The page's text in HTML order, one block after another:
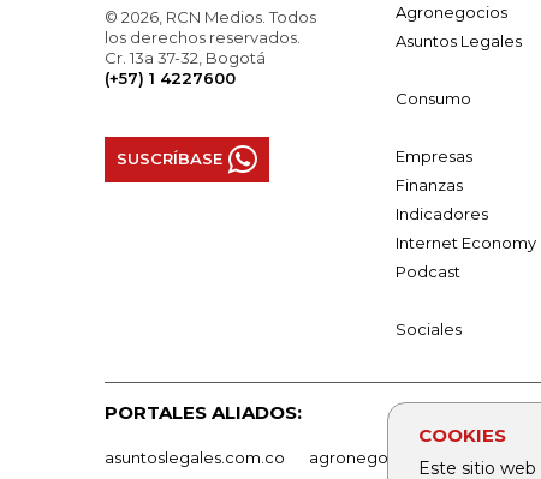
COOKIES
Este sitio web
© 2026, RCN Medios. Todos
los derechos reservados.
Cr. 13a 37-32, Bogotá
(+57) 1 4227600
SUSCRÍBASE
Agronegocios
Asuntos Legales
Consumo
Empresas
Finanzas
Indicadores
Internet Economy
Podcast
Sociales
PORTALES ALIADOS:
asuntoslegales.com.co agronegocios.co